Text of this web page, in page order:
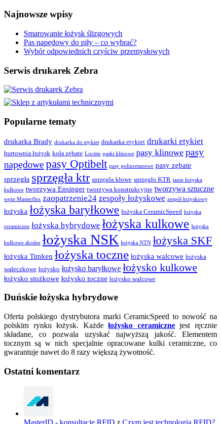
Najnowsze wpisy
Smarowanie łożysk ślizgowych
Pas napędowy do piły – co wybrać?
Wybór odpowiednich czyściw przemysłowych
Serwis drukarek Zebra
Popularne tematy
drukarka Brady drukarka do etykiet drukarka etykiet drukarki etykiet
hurtownia łożysk koła zębate Loctite paski klinowe pasy klinowe pasy
napędowepasy Optibelt pasy poliuretanowe pasy zębate
sprzęgła sprzęgła ktr sprzęgła kłowe sprzęgło KTR tanie łożyska
kulkowe tworzywa Ensinger tworzywa konstrukcyjne tworzywa sztuczne
węże Masterflex zaopatrzenie24 zespoły łożyskowe zespół łożyskowy
łożyska łożyska baryłkowe łożyska CeramicSpeed łożyska
ceramiczne łożyska hybrydowe łożyska kulkowe łożyska
kulkowe skośne łożyska NSK łożyska NTN łożyska SKF
łożyska Timken łożyska toczne łożyska walcowe łożyska
wałeczkowe łożysko łożysko baryłkowe łożysko kulkowe
łożysko stożkowe łożysko toczne łożysko walcowe
Duńskie łożyska hybrydowe
Oferta polskiego dystrybutora marki CeramicSpeed to nowość na
polskim rynku łożysk. Każdełożysko ceramicznejest ręcznie
składane, co pozwala uzyskać najwyższą jakość. Elementem
tocznym są w nich specjalnie opracowane kulki ceramiczne, co
gwarantuje nawet do 8 razy większą żywotność.
Ostatni komentarz
MasterID - konsultacje RFID z Czym jest technologia RFID?